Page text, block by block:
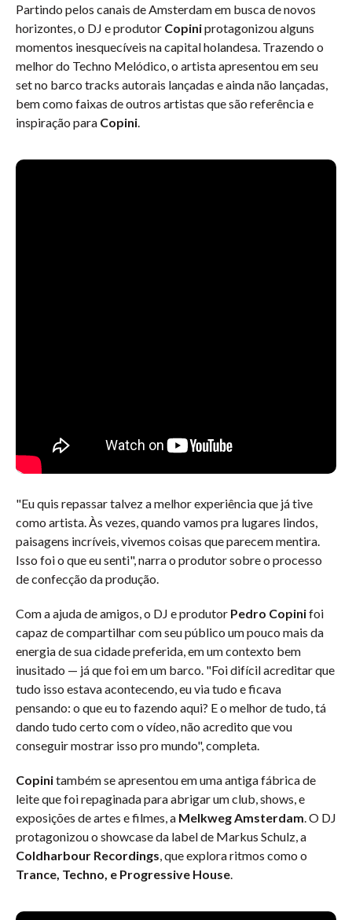
Partindo pelos canais de Amsterdam em busca de novos
horizontes, o DJ e produtor Copiniprotagonizou alguns
momentos inesquecíveis na capital holandesa. Trazendo o
melhor do Techno Melódico, o artista apresentou em seu
set no barco tracks autorais lançadas e ainda não lançadas,
bem como faixas de outros artistas que são referência e
inspiração para Copini.
"Eu quis repassar talvez a melhor experiência que já tive
como artista. Às vezes, quando vamos pra lugares lindos,
paisagens incríveis, vivemos coisas que parecem mentira.
Isso foi o que eu senti", narra o produtor sobre o processo
de confecção da produção.
Com a ajuda de amigos, o DJ e produtor Pedro Copinifoi
capaz de compartilhar com seu público um pouco mais da
energia de sua cidade preferida, em um contexto bem
inusitado — já que foi em um barco. "Foi difícil acreditar que
tudo isso estava acontecendo, eu via tudo e ficava
pensando: o que eu to fazendo aqui? E o melhor de tudo, tá
dando tudo certo com o vídeo, não acredito que vou
conseguir mostrar isso pro mundo", completa.
Copinitambém se apresentou em uma antiga fábrica de
leite que foi repaginada para abrigar um club, shows, e
exposições de artes e filmes, a Melkweg Amsterdam. O DJ
protagonizou o showcase da label de Markus Schulz, a
Coldharbour Recordings, que explora ritmos como o
Trance, Techno, e Progressive House.